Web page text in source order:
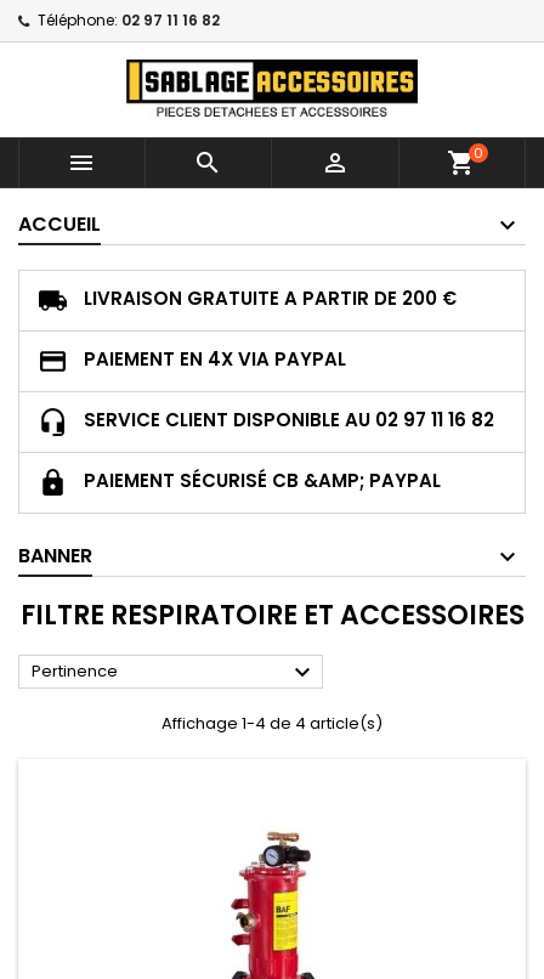
Téléphone: 02 97 11 16 82
   shopping_cart0
ACCUEIL
LIVRAISON GRATUITE A PARTIR DE 200 €
PAIEMENT EN 4X VIA PAYPAL
SERVICE CLIENT DISPONIBLE AU 02 97 11 16 82
PAIEMENT SÉCURISÉ CB &AMP; PAYPAL
BANNER
FILTRE RESPIRATOIRE ET ACCESSOIRES
Pertinence 
Affichage 1-4 de 4 article(s)